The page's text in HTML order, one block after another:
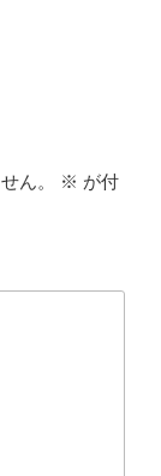
ん。 ※ が付